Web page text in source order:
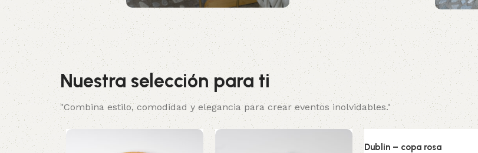
Cada evento de una forma
extraordinaria
Nuestra selección para ti
"Combina estilo, comodidad y elegancia para crear eventos inolvidables."
Dublin – copa rosa